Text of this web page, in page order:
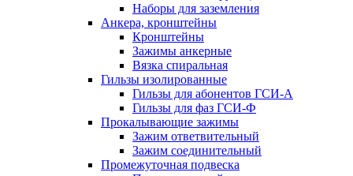
Наборы для заземления
Анкера, кронштейны
Кронштейны
Зажимы анкерные
Вязка спиральная
Гильзы изолированные
Гильзы для абонентов ГСИ-А
Гильзы для фаз ГСИ-Ф
Прокалывающие зажимы
Зажим ответвительный
Зажим соединительный
Промежуточная подвеска